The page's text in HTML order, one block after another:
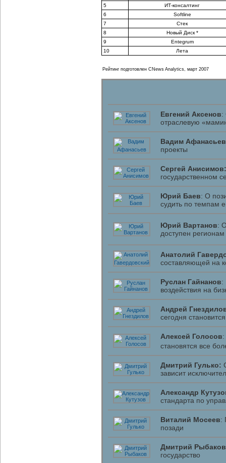
5
ИТ-консалтинг
6
Softline
7
Стек
8
Новый Диск *
9
Entegrum
10
Лета
Рейтинг подготовлен CNews Analytics, март 2007
Евгений Аксенов:
отраслевую
Вадим Афанасьев
проекты
Сергей Анисимов:
государственном
Юрий Баев: О
судить по темпам
Юрий Вартанов:
доступен регионам
Анатолий
составляющей на
Руслан Гайнанов:
воздействия на
Андрей
сегодня
Алексей Голосов
становятся все
Дмитрий Гулько:
зависит
Александр
стандарта по
Виталий Мосеев:
позади
Дмитрий Рыбаков
государство